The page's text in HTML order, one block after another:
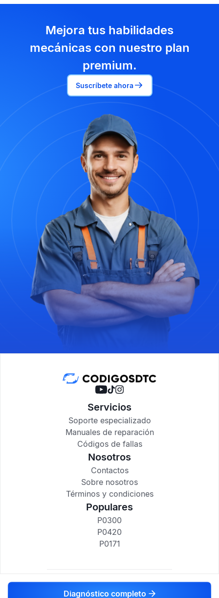
Mejora tus habilidades
mecánicas con nuestro plan
premium.
Suscríbete ahora
Diagnóstico completo
Servicios
Soporte especializado
Manuales de reparación
Códigos de fallas
Nosotros
Contactos
Sobre nosotros
Términos y condiciones
Populares
P0300
P0420
P0171
codigosdtc.com © 2017-2025